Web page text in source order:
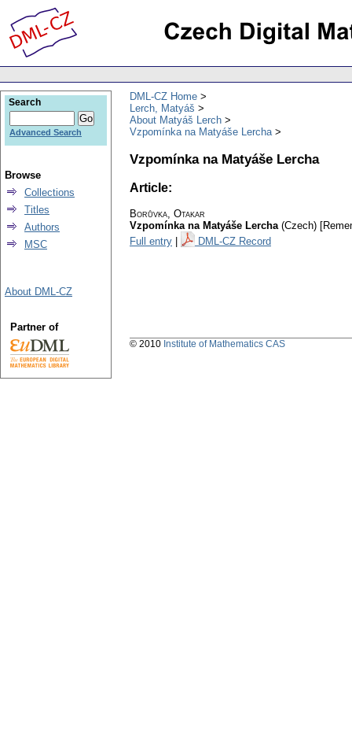
DML-CZ Home
Lerch, Matyáš
About Matyáš Lerch
Vzpomínka na Matyáše Lercha
Vzpomínka na Matyáše Lercha
Article:
Borůvka, Otakar
Vzpomínka na Matyáše Lercha (Czech)
Full entry
DML-CZ Record
Search
Advanced Search
Browse
Collections
Titles
Authors
MSC
About DML-CZ
Partner of
© 2010 Institute of Mathematics CAS